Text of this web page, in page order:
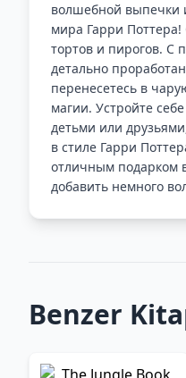
волшебной выпечки
мира Гарри
тортов и пирогов. С
детально
перенесетесь в
магии. Устройте
детьми или
в стиле Гарри
отличным подарком
добавить немного
Benzer